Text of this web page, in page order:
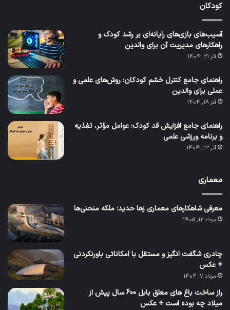
کودکان
آسیب‌های بازی‌های رایانه‌ای بر رشد کودک و
راهکارهای مدیریت آن برای والدین
آذر 21, 1404
راهنمای جامع کنترل خشم کودکان: روش‌های علمی و
عملی برای والدین
آذر 18, 1404
راهنمای جامع افزایش قد کودک: عوامل مؤثر، تغذیه
و برنامه ورزشی علمی
آذر 13, 1404
معماری
معرفی شاهکارهای معماری زها حدید؛ ملکه منحنی‌ها
مرداد 12, 1405
چادری شگفت انگیز و مستقل با امکاناتی باورنکردنی
+ عکس
مرداد 7, 1404
راز ساخت باغ های معلق بابل 600 سال پیش از
میلاد چه بوده است + عکس